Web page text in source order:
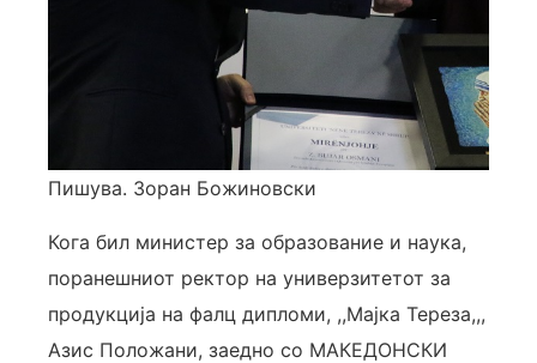
Пишува. Зоран Божиновски
Кога бил министер за образование и наука,
поранешниот ректор на универзитетот за
продукција на фалц дипломи, ,,Мајка Тереза,,,
Азис Положани, заедно со МАКЕДОНСКИ